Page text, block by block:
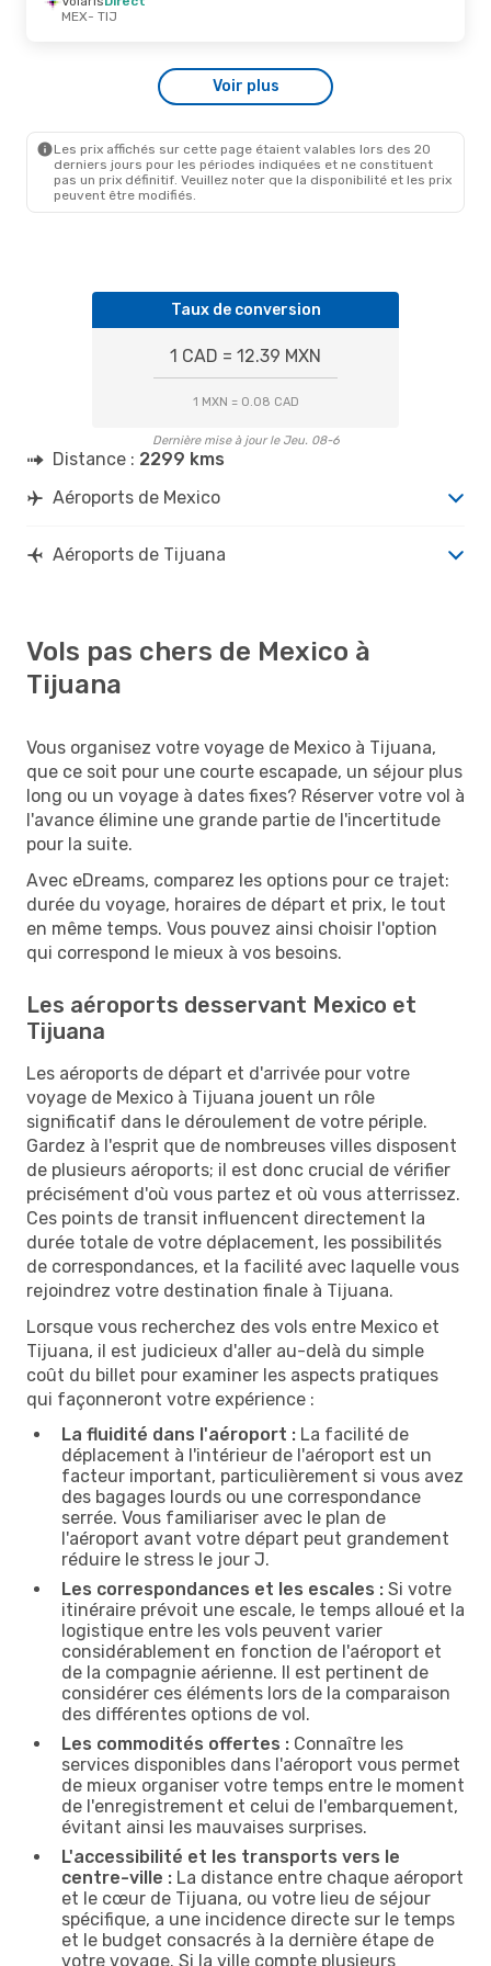
TIJ- MEX
- Mar. 20 Oct.
MEX- TIJ
Voir plus
Les prix affichés sur cette page étaient valables lors des 20
derniers jours pour les périodes indiquées et ne constituent
pas un prix définitif. Veuillez noter que la disponibilité et les prix
peuvent être modifiés.
Taux de conversion
1 CAD = 12.39 MXN
1 MXN = 0.08 CAD
Dernière mise à jour le Jeu. 08-6
Distance : 2299 kms
Aéroports de Mexico
Aéroports de Tijuana
Vols pas chers de Mexico à
Tijuana
Vous organisez votre voyage de Mexico à Tijuana,
que ce soit pour une courte escapade, un séjour plus
long ou un voyage à dates fixes? Réserver votre vol à
l'avance élimine une grande partie de l'incertitude
pour la suite.
Avec eDreams, comparez les options pour ce trajet:
durée du voyage, horaires de départ et prix, le tout
en même temps. Vous pouvez ainsi choisir l'option
qui correspond le mieux à vos besoins.
Les aéroports desservant Mexico et
Tijuana
Les aéroports de départ et d'arrivée pour votre
voyage de Mexico à Tijuana jouent un rôle
significatif dans le déroulement de votre périple.
Gardez à l'esprit que de nombreuses villes disposent
de plusieurs aéroports; il est donc crucial de vérifier
précisément d'où vous partez et où vous atterrissez.
Ces points de transit influencent directement la
durée totale de votre déplacement, les possibilités
de correspondances, et la facilité avec laquelle vous
rejoindrez votre destination finale à Tijuana.
Lorsque vous recherchez des vols entre Mexico et
Tijuana, il est judicieux d'aller au-delà du simple
coût du billet pour examiner les aspects pratiques
qui façonneront votre expérience :
La fluidité dans l'aéroport : La facilité de
déplacement à l'intérieur de l'aéroport est un
facteur important, particulièrement si vous avez
des bagages lourds ou une correspondance
serrée. Vous familiariser avec le plan de
l'aéroport avant votre départ peut grandement
réduire le stress le jour J.
Les correspondances et les escales : Si votre
itinéraire prévoit une escale, le temps alloué et la
logistique entre les vols peuvent varier
considérablement en fonction de l'aéroport et
de la compagnie aérienne. Il est pertinent de
considérer ces éléments lors de la comparaison
des différentes options de vol.
Les commodités offertes : Connaître les
services disponibles dans l'aéroport vous permet
de mieux organiser votre temps entre le moment
de l'enregistrement et celui de l'embarquement,
évitant ainsi les mauvaises surprises.
L'accessibilité et les transports vers le
centre-ville : La distance entre chaque aéroport
et le cœur de Tijuana, ou votre lieu de séjour
spécifique, a une incidence directe sur le temps
et le budget consacrés à la dernière étape de
votre voyage. Si la ville compte plusieurs